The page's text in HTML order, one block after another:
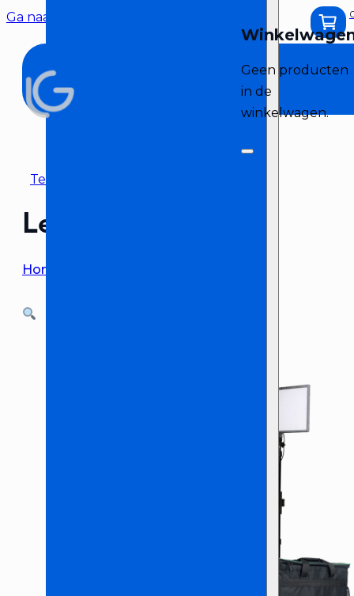
Ga naar hoofdinhoud
Geen producten
in de
winkelwagen.
Terug naar overzicht
Ledgo Lichtset
Home